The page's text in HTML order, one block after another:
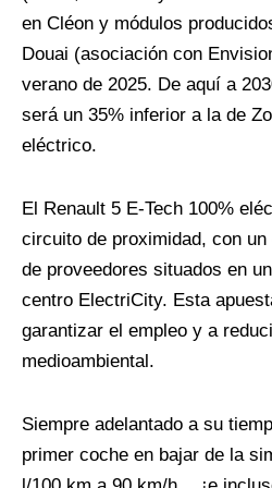
en Cléon y módulos
Douai (asociación con
verano de 2025. De aquí a
será un 35% inferior a la de
eléctrico.
El Renault 5 E-Tech 100%
circuito de proximidad, con
de proveedores situados en
centro ElectriCity. Esta
garantizar el empleo y a
medioambiental.
Siempre adelantado a su
primer coche en bajar de la